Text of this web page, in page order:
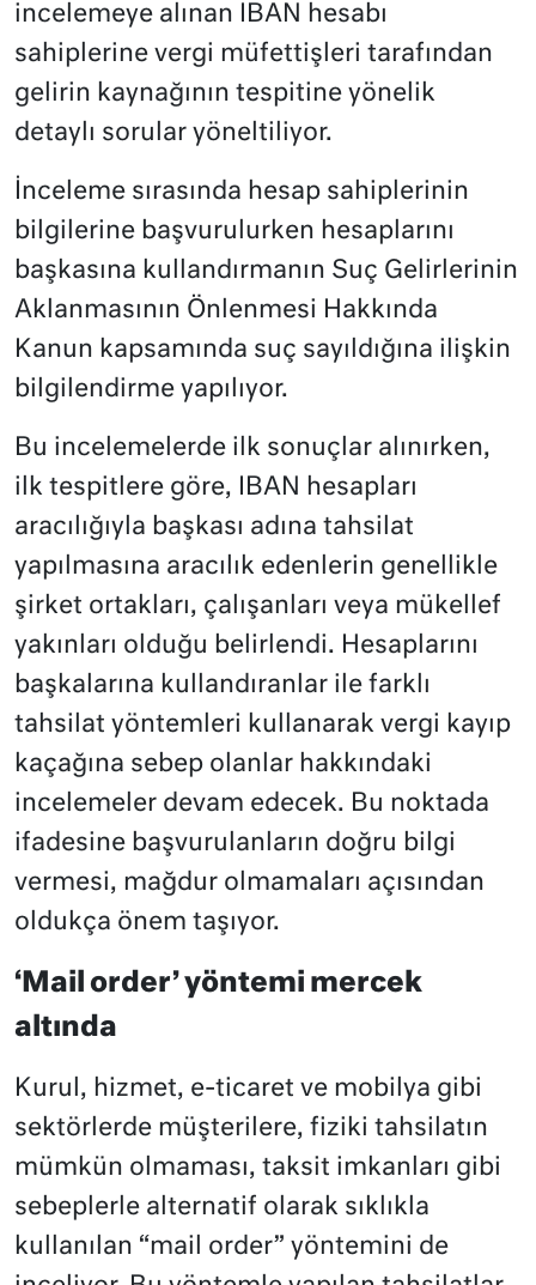
incelemeye alınan IBAN hesabı
sahiplerine vergi müfettişleri tarafından
gelirin kaynağının tespitine yönelik
detaylı sorular yöneltiliyor.
İnceleme sırasında hesap sahiplerinin
bilgilerine başvurulurken hesaplarını
başkasına kullandırmanın Suç Gelirlerinin
Aklanmasının Önlenmesi Hakkında
Kanun kapsamında suç sayıldığına ilişkin
bilgilendirme yapılıyor.
Bu incelemelerde ilk sonuçlar alınırken,
ilk tespitlere göre, IBAN hesapları
aracılığıyla başkası adına tahsilat
yapılmasına aracılık edenlerin genellikle
şirket ortakları, çalışanları veya mükellef
yakınları olduğu belirlendi. Hesaplarını
başkalarına kullandıranlar ile farklı
tahsilat yöntemleri kullanarak vergi kayıp
kaçağına sebep olanlar hakkındaki
incelemeler devam edecek. Bu noktada
ifadesine başvurulanların doğru bilgi
vermesi, mağdur olmamaları açısından
oldukça önem taşıyor.
‘Mail order’ yöntemi mercek
altında
Kurul, hizmet, e-ticaret ve mobilya gibi
sektörlerde müşterilere, fiziki tahsilatın
mümkün olmaması, taksit imkanları gibi
sebeplerle alternatif olarak sıklıkla
kullanılan “mail order” yöntemini de